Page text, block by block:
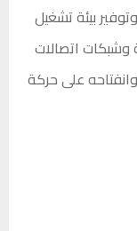
بيئة تشغيل
وشبكات اتصالات
على حركة